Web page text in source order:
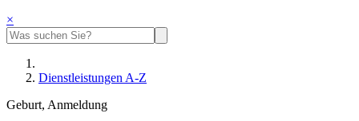
×
Dienstleistungen A-Z
Geburt, Anmeldung